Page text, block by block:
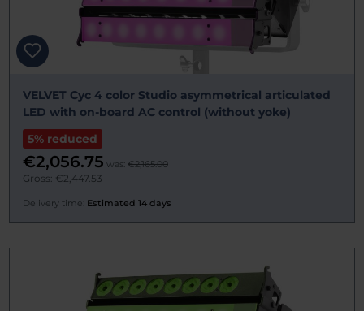
VELVET Cyc 4 color Studio asymmetrical articulated
LED with on-board AC control (without yoke)
5% reduced
€2,056.75 was: €2,165.00
Gross: €2,447.53
Delivery time: Estimated 14 days